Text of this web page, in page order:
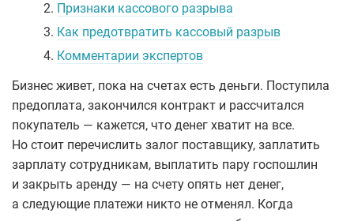
2. Признаки кассового разрыва
3. Как предотвратить кассовый разрыв
4. Комментарии экспертов
Бизнес живет, пока на счетах есть деньги. Поступила
предоплата, закончился контракт и рассчитался
покупатель — кажется, что денег хватит на все.
Но стоит перечислить залог поставщику, заплатить
зарплату сотрудникам, выплатить пару госпошлин
и закрыть аренду — на счету опять нет денег,
а следующие платежи никто не отменял. Когда